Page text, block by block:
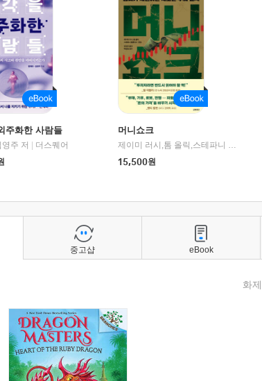
주화한 사람들
주 저
더스퀘어
머니쇼크
제이미 러시,톰 올릭,스테파니 플랜더스 편저/임경은 역/박정호 감수
15,500원
화
중고샵 eBook